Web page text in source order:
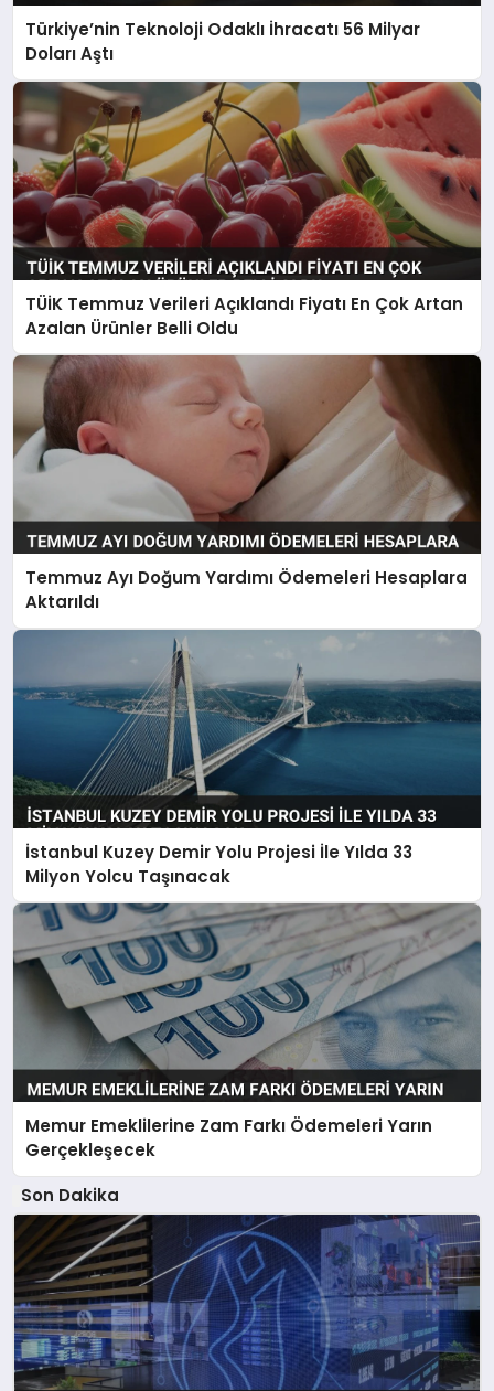
Türkiye’nin Teknoloji Odaklı İhracatı 56 Milyar
Doları Aştı
TÜİK Temmuz Verileri Açıklandı Fiyatı En Çok Artan
Azalan Ürünler Belli Oldu
Temmuz Ayı Doğum Yardımı Ödemeleri Hesaplara
Aktarıldı
İstanbul Kuzey Demir Yolu Projesi İle Yılda 33
Milyon Yolcu Taşınacak
Memur Emeklilerine Zam Farkı Ödemeleri Yarın
Gerçekleşecek
Son Dakika